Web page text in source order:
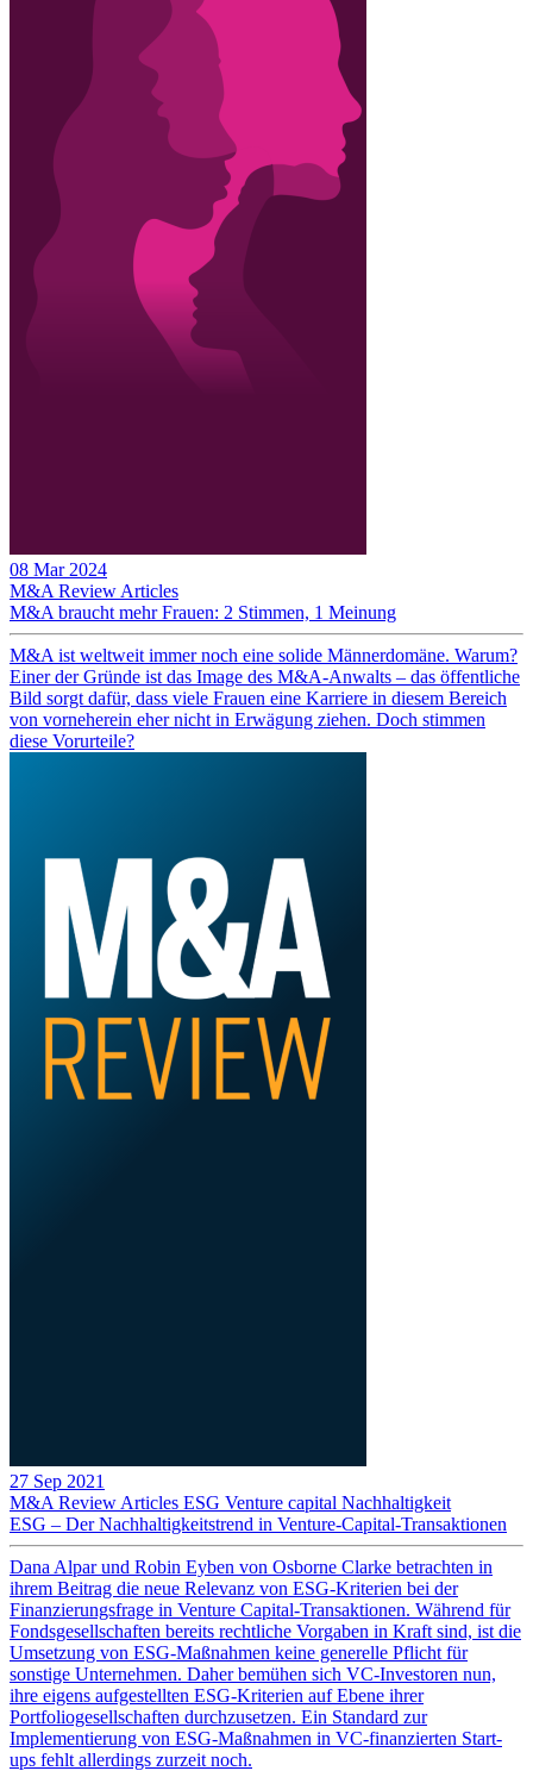
08 Mar 2024
M&A Review Articles
M&A braucht mehr Frauen: 2 Stimmen, 1 Meinung
M&A ist weltweit immer noch eine solide Männerdomäne. Warum?
Einer der Gründe ist das Image des M&A-Anwalts – das öffentliche
Bild sorgt dafür, dass viele Frauen eine Karriere in diesem Bereich
von vorneherein eher nicht in Erwägung ziehen. Doch stimmen
diese Vorurteile?
27 Sep 2021
M&A Review Articles ESG Venture capital Nachhaltigkeit
ESG – Der Nachhaltigkeitstrend in Venture-Capital-Transaktionen
Dana Alpar und Robin Eyben von Osborne Clarke betrachten in
ihrem Beitrag die neue Relevanz von ESG-Kriterien bei der
Finanzierungsfrage in Venture Capital-Transaktionen. Während für
Fondsgesellschaften bereits rechtliche Vorgaben in Kraft sind, ist die
Umsetzung von ESG-Maßnahmen keine generelle Pflicht für
sonstige Unternehmen. Daher bemühen sich VC-Investoren nun,
ihre eigens aufgestellten ESG-Kriterien auf Ebene ihrer
Portfoliogesellschaften durchzusetzen. Ein Standard zur
Implementierung von ESG-Maßnahmen in VC-finanzierten Start-
ups fehlt allerdings zurzeit noch.